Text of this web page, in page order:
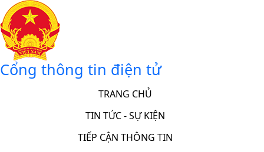
Cổng thông tin điện tử
TRANG CHỦ
TIN TỨC - SỰ KIỆN
TIẾP CẬN THÔNG TIN